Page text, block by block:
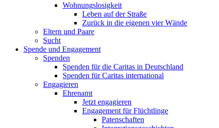
Wohnungslosigkeit
Leben auf der Straße
Zurück in die eigenen vier Wände
Eltern und Paare
Sucht
Spende und Engagement
Spenden
Spenden für die Caritas in Deutschland
Spenden für Caritas international
Engagieren
Ehrenamt
Jetzt engagieren
Engagement für Flüchtlinge
Patenschaften